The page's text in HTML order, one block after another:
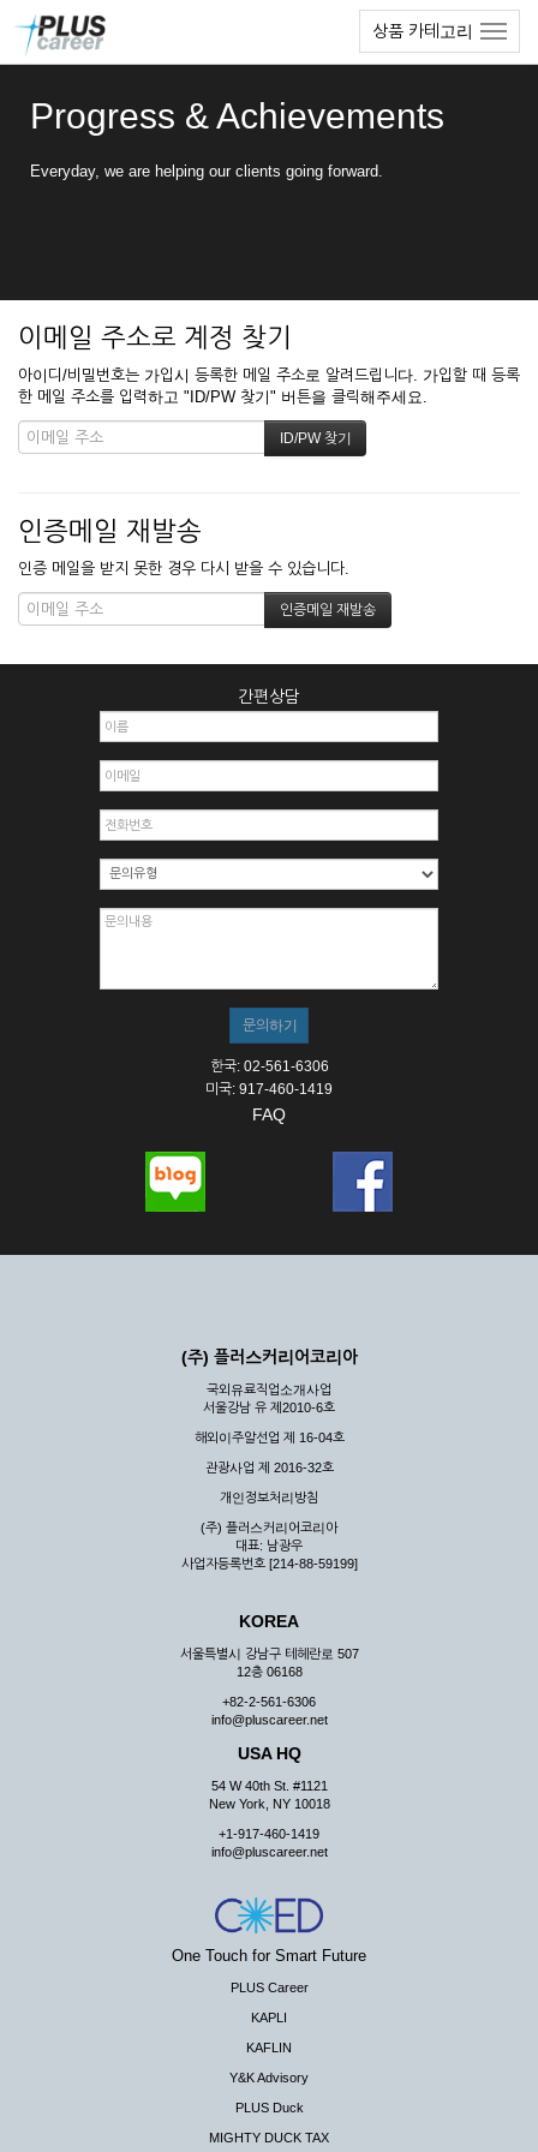
상품 카테고리
Progress & Achievements
Everyday, we are helping our clients going forward.
이메일 주소로 계정 찾기
아이디/비밀번호는 가입시 등록한 메일 주소로 알려드립니다. 가입할 때 등록
한 메일 주소를 입력하고 "ID/PW 찾기" 버튼을 클릭해주세요.
인증메일 재발송
인증 메일을 받지 못한 경우 다시 받을 수 있습니다.
간편상담
한국: 02-561-6306
미국: 917-460-1419
FAQ
(주) 플러스커리어코리아
국외유료직업소개사업
서울강남 유 제2010-6호
해외이주알선업 제 16-04호
관광사업 제 2016-32호
개인정보처리방침
(주) 플러스커리어코리아
대표: 남광우
사업자등록번호 [214-88-59199]
KOREA
서울특별시 강남구 테헤란로 507
12층 06168
+82-2-561-6306
info@pluscareer.net
USA HQ
54 W 40th St. #1121
New York, NY 10018
+1-917-460-1419
info@pluscareer.net
One Touch for Smart Future
PLUS Career
KAPLI
KAFLIN
Y&K Advisory
PLUS Duck
MIGHTY DUCK TAX